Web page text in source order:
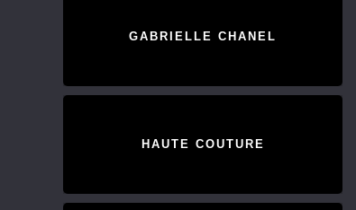
GABRIELLE CHANEL
HAUTE COUTURE